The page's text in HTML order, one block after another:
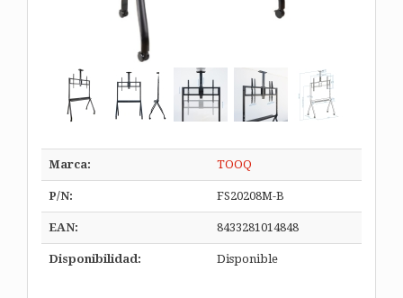
Marca: TOOQ
P/N: FS20208M-B
EAN: 8433281014848
Disponibilidad: Disponible